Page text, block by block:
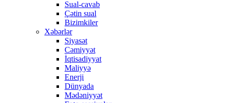
Sual-cavab
Çətin sual
Bizimkiler
Xəbərlər
Siyasət
Cəmiyyət
İqtisadiyyat
Maliyyə
Enerji
Dünyada
Mədəniyyət